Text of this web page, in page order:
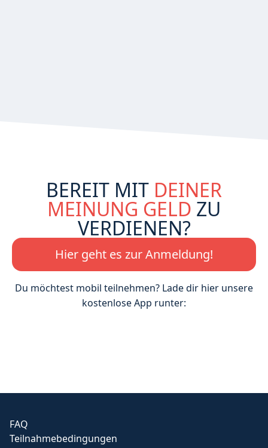
BEREIT MIT DEINER
MEINUNG GELD ZU
VERDIENEN?
Hier geht es zur Anmeldung!
Du möchtest mobil teilnehmen? Lade dir hier unsere
kostenlose App runter:
FAQ
Teilnahmebedingungen